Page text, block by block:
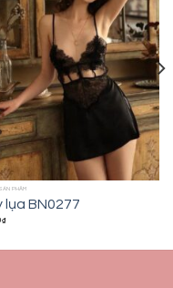
PHẨM
lụa BN0277
₫